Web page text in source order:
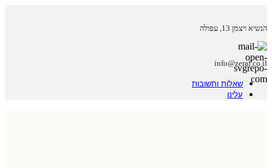
הנשיא ויצמן 13, עפולה
info@zeraf.co.il
שאלות ותשובות
עלינו